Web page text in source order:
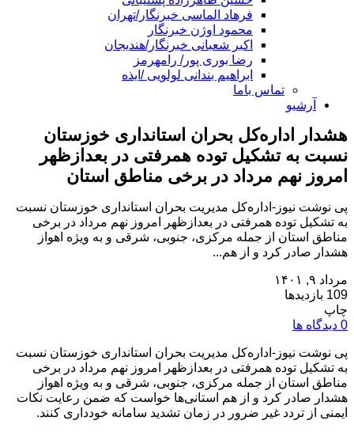
فرهاد الماسی خبرنگار/تهران
محمود اوژن خبرنگار
اکبر شعبانی خبرنگار/هندیجان
رضا بوری پور/ رامهرمز
ابراهیم بندانی لولویی /ایذه
تماس باما
آرشیو
هشدار اداره‌کل بحران استانداری خوزستان
نسبت به تشکیل توده همرفتی در بعدازظهر
امروز نهم مرداد در برخی مناطق استان
پی نوشت نیوز-اداره‌کل مدیریت بحران استانداری خوزستان نسبت
به تشکیل توده همرفتی در بعدازظهر امروز نهم مرداد در برخی
مناطق استان از جمله مرکزی، جنوبی، شرقی و به ویژه اهواز
هشدار صادر کرد و از هم‌...
مرداد ۹, ۱۴۰۱
109 بازدیدها
چاپ
0 دیدگاه ها
پی نوشت نیوز-اداره‌کل مدیریت بحران استانداری خوزستان نسبت
به تشکیل توده همرفتی در بعدازظهر امروز نهم مرداد در برخی
مناطق استان از جمله مرکزی، جنوبی، شرقی و به ویژه اهواز
هشدار صادر کرد و از هم‌ استانی‌ها خواست که ضمن رعایت نکات
ایمنی از تردد غیر ضرور در زمان تشدید سامانه خودداری کنند.